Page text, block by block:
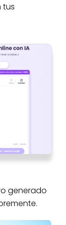
tus
generado